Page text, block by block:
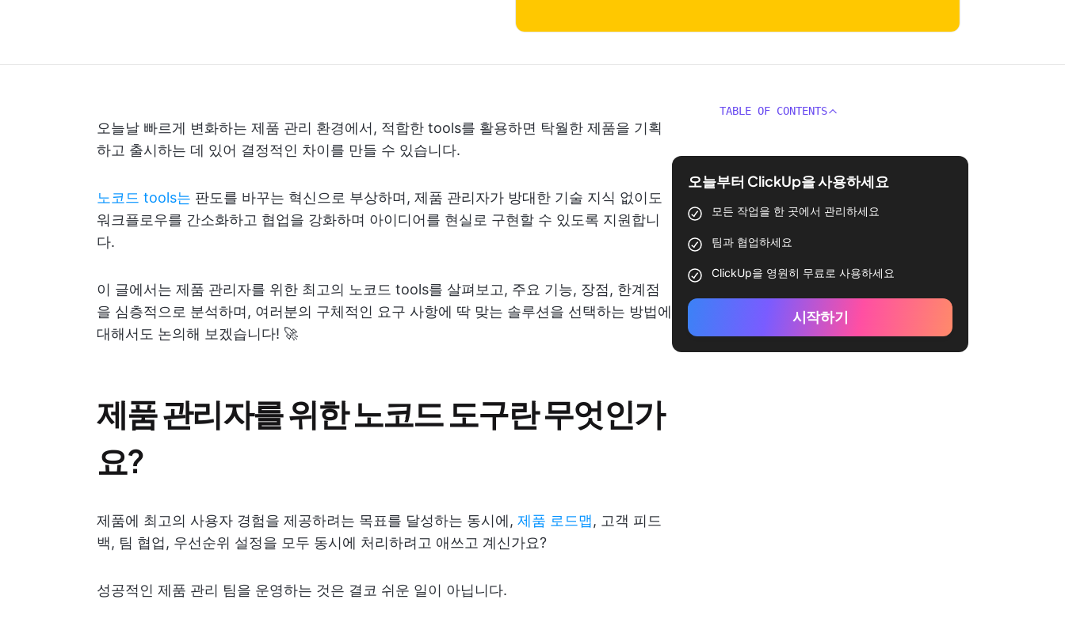
오늘날 빠르게 변화하는 제품 관리 환경에서, 적합한 tools를 활용하면 탁월한 제품을 기획
하고 출시하는 데 있어 결정적인 차이를 만들 수 있습니다.
노코드 tools는 판도를 바꾸는 혁신으로 부상하며, 제품 관리자가 방대한 기술 지식 없이도
워크플로우를 간소화하고 협업을 강화하며 아이디어를 현실로 구현할 수 있도록 지원합니
다.
이 글에서는 제품 관리자를 위한 최고의 노코드 tools를 살펴보고, 주요 기능, 장점, 한계점
을 심층적으로 분석하며, 여러분의 구체적인 요구 사항에 딱 맞는 솔루션을 선택하는 방법에
대해서도 논의해 보겠습니다! 🚀
제품 관리자를 위한 노코드 도구란 무엇인가
요?
제품에 최고의 사용자 경험을 제공하려는 목표를 달성하는 동시에, 제품 로드맵, 고객 피드
백, 팀 협업, 우선순위 설정을 모두 동시에 처리하려고 애쓰고 계신가요?
성공적인 제품 관리 팀을 운영하는 것은 결코 쉬운 일이 아닙니다.
TABLE OF CONTENTS
오늘부터 ClickUp을 사용하세요
모든 작업을 한 곳에서 관리하세요
팀과 협업하세요
ClickUp을 영원히 무료로 사용하세요
시작하기